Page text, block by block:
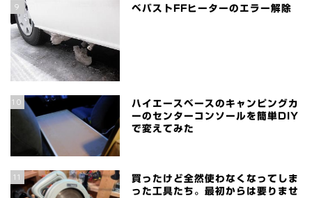
9 ベバストFFヒーターのエラー解除
10
ハイエースベースのキャンピングカ
ーのセンターコンソールを簡単DIY
で変えてみた
11
買ったけど全然使わなくなってしま
った工具たち。最初からは要りませ